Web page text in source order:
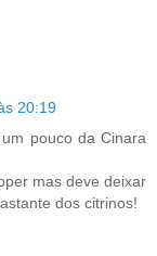
20:19
pouco da Cinara
mas deve deixar
dos citrinos!